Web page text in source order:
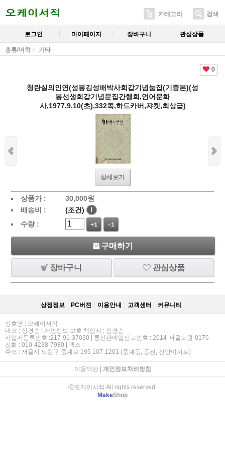
카테고리 검색
로그인 마이페이지 장바구니 관심상품
총류/어학 기타
0
청란실의인연(성봉김성배박사회갑기념눔집(기증본)(성
봉선생회갑기념문집간행회,언어문화
사,1977.9.10(초),332쪽,하드카버,쟈켓,최상급)
상세보기
상품가 : 30,000원
배송비 :
(조건)
!
수량 :
+1 -1
구매하기
장바구니 관심상품
상점정보 PC버젼 이용안내 고객센터 커뮤니티
상호명 : 오케이서적
대표 : 정경순 | 개인정보 보호 책임자 : 정경순
사업자등록번호 :217-91-37030 | 통신판매업신고번호 : 2014-서울노원-0176
전화 : 010-4238-7980 | 팩스 :
주소 : 서울시 노원구 중계로 195 107-1201 (중계동, 동진, 신안아파트)
이용약관| 개인정보처리방침
ⓒ오케이서적 All rights reserved.
MakeShop